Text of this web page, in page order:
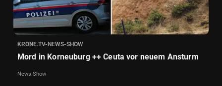
KRONE.TV-NEWS-SHOW
Mord in Korneuburg ++ Ceuta vor neuem Ansturm
News Show